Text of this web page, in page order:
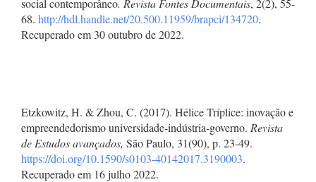
68. http://hdl.handle.net/20.500.11959/brapci/134720.
Recuperado em 30 outubro de 2022.
Etzkowitz, H. & Zhou, C. (2017). Hélice Tríplice: inovação e
empreendedorismo universidade-indústria-governo. Revista
de Estudos avançados, São Paulo, 31(90), p. 23-49.
https://doi.org/10.1590/s0103-40142017.3190003.
Recuperado em 16 julho 2022.